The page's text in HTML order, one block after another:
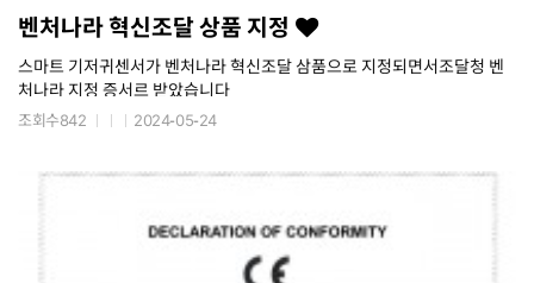
벤처나라 혁신조달 상품 지정
스마트 기저귀센서가 벤처나라 혁신조달 삼품으로 지정되면서조달청 벤
처나라 지정 증서르 받았습니다
조회수842 2024-05-24